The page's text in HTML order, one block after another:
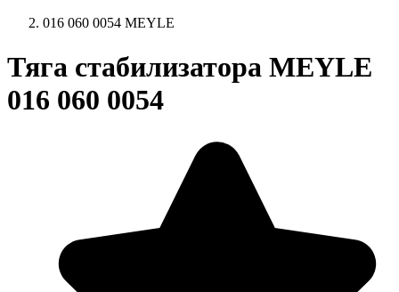
016 060 0054 MEYLE
Тяга стабилизатора MEYLE
016 060 0054